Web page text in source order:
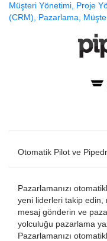
Müşteri Yönetimi Proje
(CRM)
Pazarlama
Otomatik Pilot ve
Pazarlamanızı
yeni liderleri takip edin,
mesaj gönderin ve
yolculuğu pazarlama
Pazarlamanızı